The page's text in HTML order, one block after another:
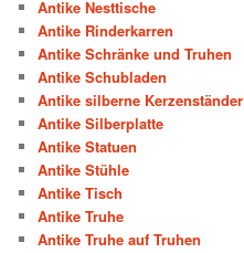
Antike Nesttische
Antike Rinderkarren
Antike Schränke und Truhen
Antike Schubladen
Antike silberne Kerzenständer
Antike Silberplatte
Antike Statuen
Antike Stühle
Antike Tisch
Antike Truhe
Antike Truhe auf Truhen